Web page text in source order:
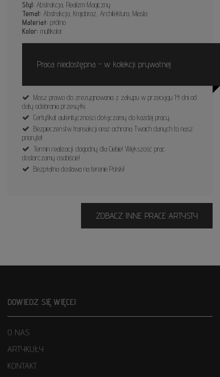
Styl: Abstrakcja, Realizm Magiczny
Temat: Abstrakcja, Krajobraz, Architektura, Miasta
Materiał: płótno
Kolor: multikolor
Praca niedostępna - w kolekcji prywatnej
Masz prawo do zrezygnowania z zakupu w przeciągu 14 dni od
daty odebrania przesyłki.
Certyfikat autentyczności dołączamy do każdej pracy.
Bezpieczeństw transakcji oraz ochrona Twoich danych to nasz
priorytet.
Termin realizacji: dogodny dla Ciebie! Większość prac
dostarczamy osobiście!
Bezpłatna dostawa na terenie Polski!
ZOBACZ INNE PRACE ARTYSTY
DOWIEDZ SIĘ WIĘCEJ
O NAS
ARTYKUŁY
KONTAKT